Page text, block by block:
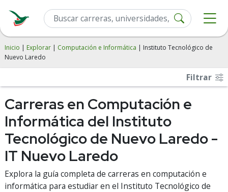
Inicio | Explorar | Computación e Informática | Instituto Tecnológico de
Nuevo Laredo
Filtrar
Carreras en Computación e
Informática del Instituto
Tecnológico de Nuevo Laredo -
IT Nuevo Laredo
Explora la guía completa de carreras en computación e
informática para estudiar en el Instituto Tecnológico de